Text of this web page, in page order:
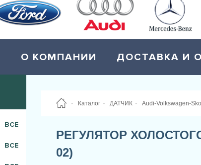
О КОМПАНИИ ДОСТАВКА И
ВСЕ
ВСЕ
Каталог ДАТЧИК Audi-Volkswagen-
РЕГУЛЯТОР
02)